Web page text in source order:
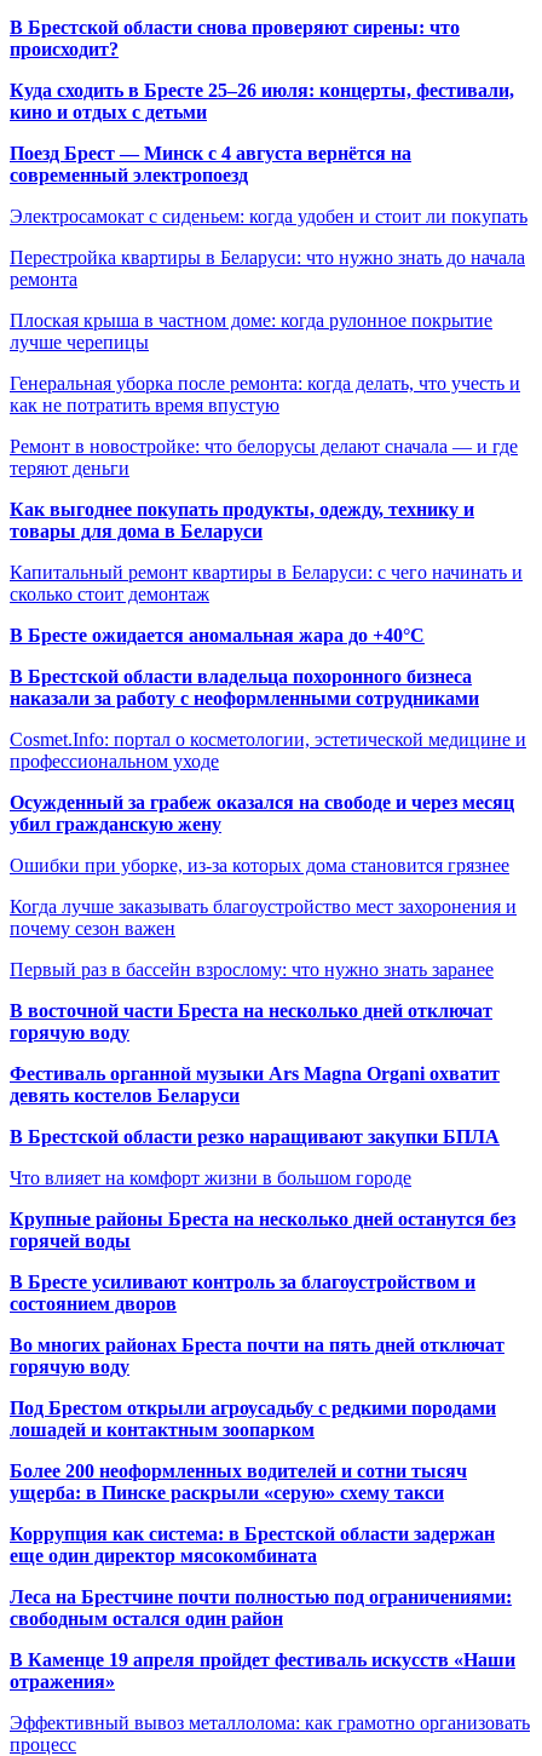
В Брестской области снова проверяют сирены: что
происходит?
Куда сходить в Бресте 25–26 июля: концерты, фестивали,
кино и отдых с детьми
Поезд Брест — Минск с 4 августа вернётся на
современный электропоезд
Электросамокат с сиденьем: когда удобен и стоит ли покупать
Перестройка квартиры в Беларуси: что нужно знать до начала
ремонта
Плоская крыша в частном доме: когда рулонное покрытие
лучше черепицы
Генеральная уборка после ремонта: когда делать, что учесть и
как не потратить время впустую
Ремонт в новостройке: что белорусы делают сначала — и где
теряют деньги
Как выгоднее покупать продукты, одежду, технику и
товары для дома в Беларуси
Капитальный ремонт квартиры в Беларуси: с чего начинать и
сколько стоит демонтаж
В Бресте ожидается аномальная жара до +40°C
В Брестской области владельца похоронного бизнеса
наказали за работу с неоформленными сотрудниками
Cosmet.Info: портал о косметологии, эстетической медицине и
профессиональном уходе
Осужденный за грабеж оказался на свободе и через месяц
убил гражданскую жену
Ошибки при уборке, из-за которых дома становится грязнее
Когда лучше заказывать благоустройство мест захоронения и
почему сезон важен
Первый раз в бассейн взрослому: что нужно знать заранее
В восточной части Бреста на несколько дней отключат
горячую воду
Фестиваль органной музыки Ars Magna Organi охватит
девять костелов Беларуси
В Брестской области резко наращивают закупки БПЛА
Что влияет на комфорт жизни в большом городе
Крупные районы Бреста на несколько дней останутся без
горячей воды
В Бресте усиливают контроль за благоустройством и
состоянием дворов
Во многих районах Бреста почти на пять дней отключат
горячую воду
Под Брестом открыли агроусадьбу с редкими породами
лошадей и контактным зоопарком
Более 200 неоформленных водителей и сотни тысяч
ущерба: в Пинске раскрыли «серую» схему такси
Коррупция как система: в Брестской области задержан
еще один директор мясокомбината
Леса на Брестчине почти полностью под ограничениями:
свободным остался один район
В Каменце 19 апреля пройдет фестиваль искусств «Наши
отражения»
Эффективный вывоз металлолома: как грамотно организовать
процесс